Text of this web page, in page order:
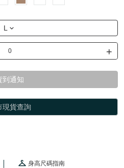
L
+
到通知
現貨查詢
身高尺碼指南